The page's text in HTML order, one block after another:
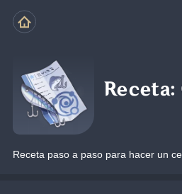
Receta:
Receta paso a paso para hacer un